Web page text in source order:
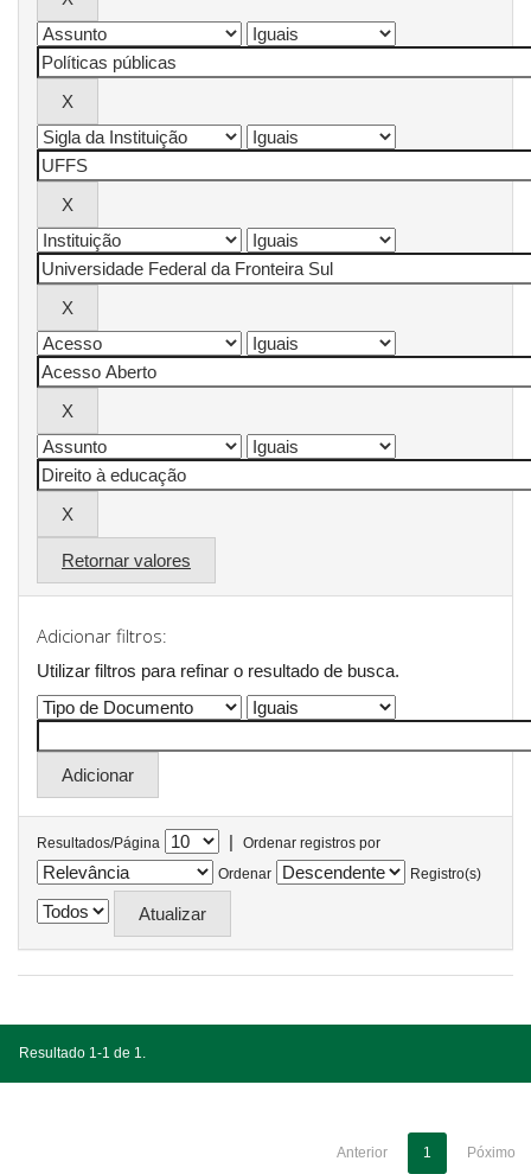
Retornar valores
Adicionar filtros:
Utilizar filtros para refinar o resultado de busca.
Resultados/Página |
Ordenar registros por
Ordenar
Registro(s)
Resultado 1-1 de 1.
Anterior 1 Póximo